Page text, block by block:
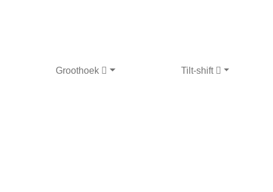
Groothoek Tilt-shift